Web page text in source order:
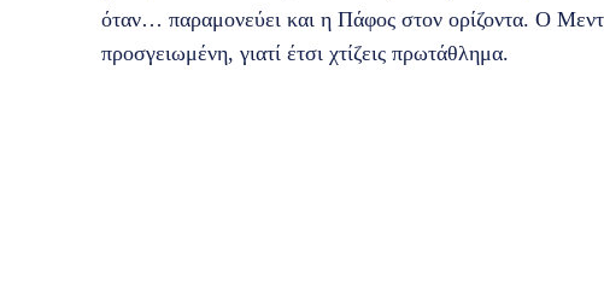
όταν… παραμονεύει και η Πάφος στον ορίζοντα. Ο
προσγειωμένη, γιατί έτσι χτίζεις πρωτάθλημα.